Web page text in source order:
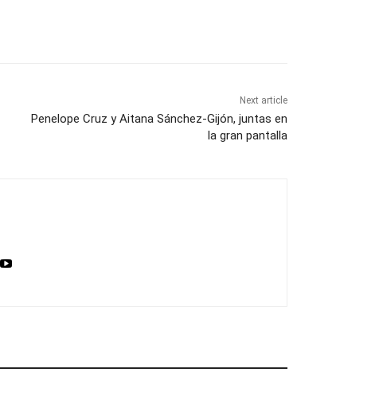
Next article
Penelope Cruz y Aitana Sánchez-Gijón, juntas en
la gran pantalla